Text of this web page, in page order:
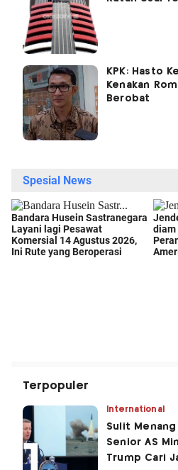
KPK: Hasto
Kenakan
Berobat
Terpopuler
International
Sulit
Senior AS
Trump Cari